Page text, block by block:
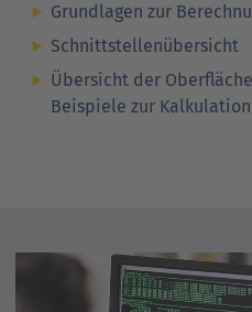
Grundlagen zur
Schnittstellenübersicht
Übersicht der
Beispiele zur Kalkulation